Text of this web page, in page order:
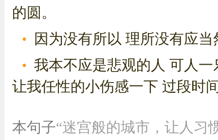
的圆。
因为没有所以 理所没有应当
我本不应是悲观的人 可人
让我任性的小伤感一下 过段时
本句子“迷宫般的城市，让人习